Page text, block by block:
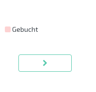
Gebucht